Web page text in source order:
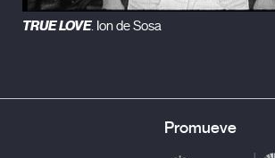
TRUE LOVE. Ion de Sosa
Promueve